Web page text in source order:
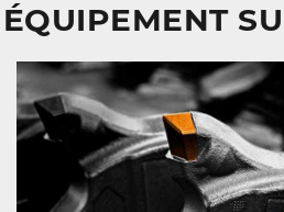
ÉQUIPEMENT